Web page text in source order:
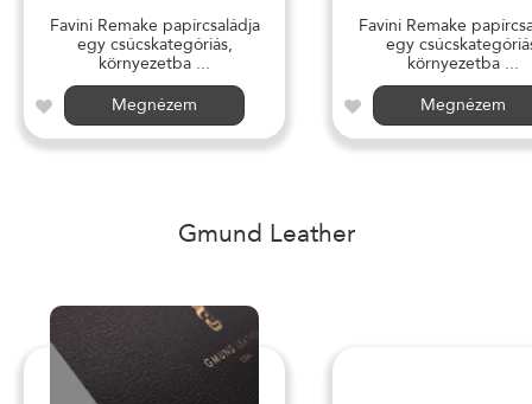
Favini Remake papírcsaládja
egy csúcskategóriás,
környezetba ...
Megnézem
Favini Remake
egy
környezetba ...
Megnézem
Gmund Leather